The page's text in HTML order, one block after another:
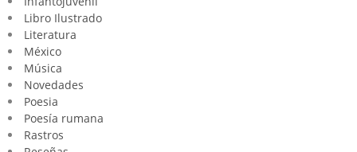
Libro Ilustrado
Literatura
México
Música
Novedades
Poesia
Poesía rumana
Rastros